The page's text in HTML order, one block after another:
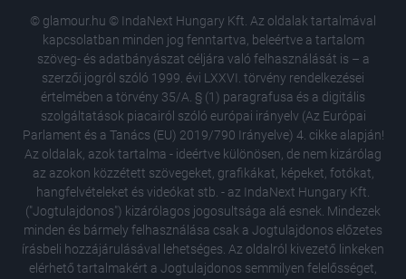
© glamour.hu © IndaNext Hungary Kft. Az oldalak tartalmával
kapcsolatban minden jog fenntartva, beleértve a tartalom
szöveg- és adatbányászat céljára való felhasználását is – a
szerzői jogról szóló 1999. évi LXXVI. törvény rendelkezései
értelmében a törvény 35/A. § (1) paragrafusa és a digitális
szolgáltatások piacairól szóló európai irányelv (Az Európai
Parlament és a Tanács (EU) 2019/790 Irányelve) 4. cikke alapján!
Az oldalak, azok tartalma - ideértve különösen, de nem kizárólag
az azokon közzétett szövegeket, grafikákat, képeket, fotókat,
hangfelvételeket és videókat stb. - az IndaNext Hungary Kft.
("Jogtulajdonos") kizárólagos jogosultsága alá esnek. Mindezek
minden és bármely felhasználása csak a Jogtulajdonos előzetes
írásbeli hozzájárulásával lehetséges. Az oldalról kivezető linkeken
elérhető tartalmakért a Jogtulajdonos semmilyen felelősséget,